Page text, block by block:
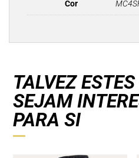
Cor
TALVEZ
SEJAM
PARA SI